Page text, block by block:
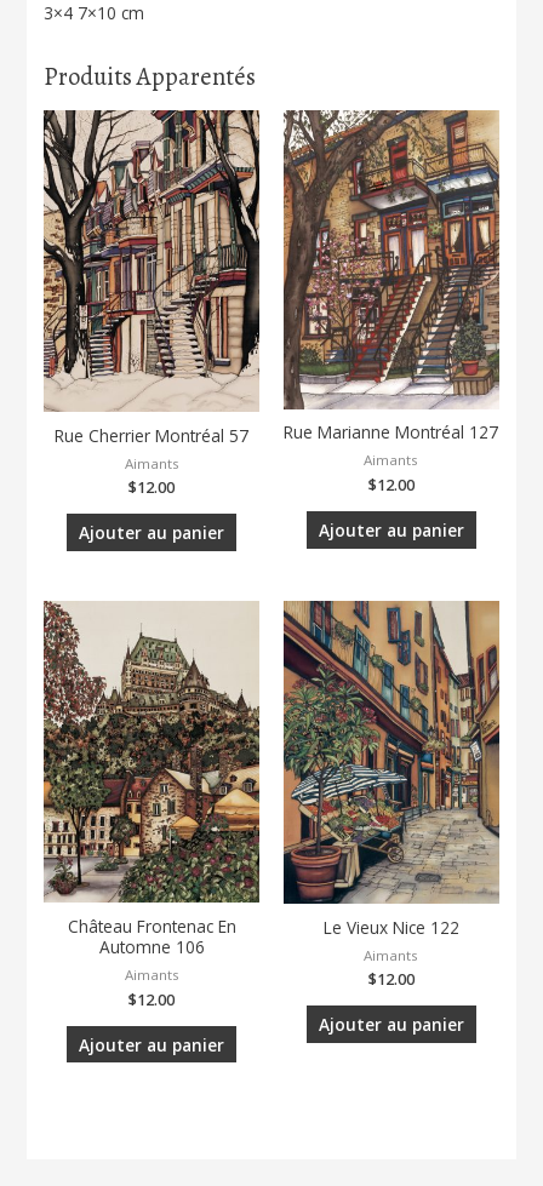
3×4 7×10 cm
Produits Apparentés
Rue Cherrier Montréal 57
Aimants
$12.00
Ajouter au panier
Rue Marianne Montréal 127
Aimants
$12.00
Ajouter au panier
Château Frontenac En
Automne 106
Aimants
$12.00
Ajouter au panier
Le Vieux Nice 122
Aimants
$12.00
Ajouter au panier